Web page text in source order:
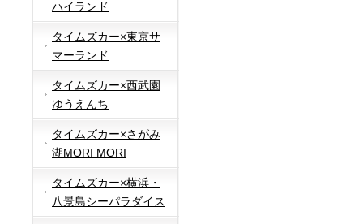
ハイランド
タイムズカー×東京サ
マーランド
タイムズカー×西武園
ゆうえんち
タイムズカー×さがみ
湖MORI MORI
タイムズカー×横浜・
八景島シーパラダイス